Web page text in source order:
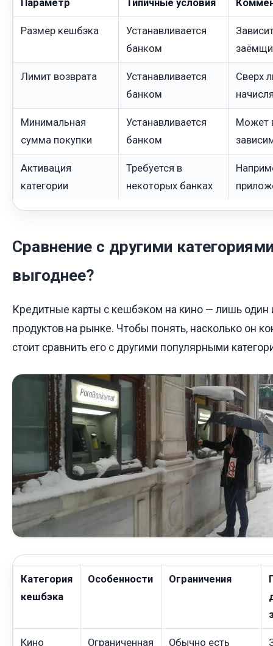
Параметр Типичные условия
Размер кешбэка
Устанавливается
банком
Лимит возврата
Устанавливается
банком
Сверх
Минимальная
сумма покупки
Устанавливается
банком
Может
Активация
категории
Требуется в
некоторых банках
Сравнение с другими
выгоднее?
Кредитные карты с кешбэком на кино — лишь один
продуктов на рынке. Чтобы понять, насколько он
стоит сравнить его с другими популярными
Категория
кешбэка
Особенности Ограничения
Кино Ограниченная Обычно есть